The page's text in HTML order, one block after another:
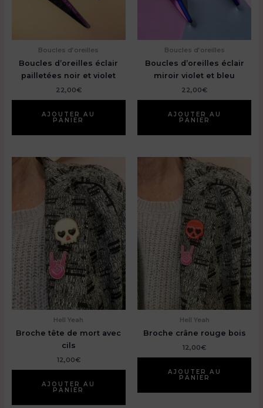
la
Boucles d’oreilles
Boucles d’oreilles éclair
pailletées noir et violet
22,00€
AJOUTER AU
PANIER
Boucles d’oreilles
Boucles d’oreilles éclair
miroir violet et bleu
22,00€
AJOUTER AU
PANIER
Hell Yeah
Broche tête de mort avec
cils
12,00€
AJOUTER AU
PANIER
Hell Yeah
Broche crâne rouge bois
12,00€
AJOUTER AU
PANIER